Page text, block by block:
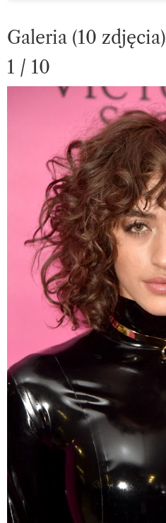
Galeria (10 zdjęcia)
1 / 10